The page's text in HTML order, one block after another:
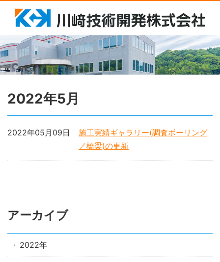
2022年5月
施工実績ギャラリー(調査ボーリング
／橋梁)の更新
2022年05月09日
アーカイブ
2022年